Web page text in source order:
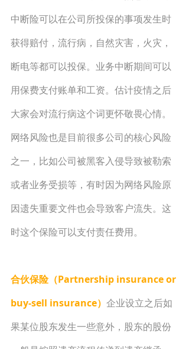
中断险可以在公司所投保的事项发生时
获得赔付，流行病，自然灾害，火灾，
断电等都可以投保。业务中断期间可以
用保费支付账单和工资。估计疫情之后
大家会对流行病这个词更怀敬畏心情。
网络风险也是目前很多公司的核心风险
之一，比如公司被黑客入侵导致被勒索
或者业务受损等，有时因为网络风险原
因遗失重要文件也会导致客户流失。这
时这个保险可以支付责任费用。
合伙保险（Partnership insurance or
buy-sell insurance） 企业设立之后如
果某位股东发生一些意外，股东的股份